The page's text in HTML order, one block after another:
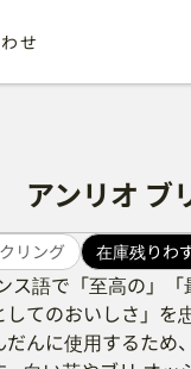
せ
アンリオ ブ
リング 在庫残りわ
ス語で「至高の」
てのおいしさ」を
んに使用するため